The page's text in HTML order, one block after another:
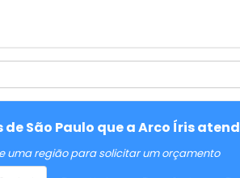
de São Paulo que a Arco Íris
uma região para solicitar um orçamento